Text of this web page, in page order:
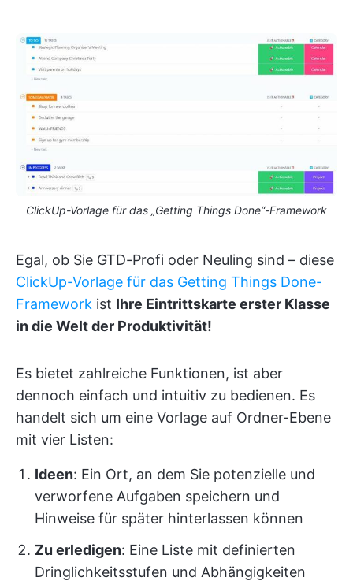
ClickUp-Vorlage für das „Getting Things Done“-Framework
Egal, ob Sie GTD-Profi oder Neuling sind – diese
ClickUp-Vorlage für das Getting Things Done-
Framework ist Ihre Eintrittskarte erster Klasse
in die Welt der Produktivität!
Es bietet zahlreiche Funktionen, ist aber
dennoch einfach und intuitiv zu bedienen. Es
handelt sich um eine Vorlage auf Ordner-Ebene
mit vier Listen:
Ideen: Ein Ort, an dem Sie potenzielle und
verworfene Aufgaben speichern und
Hinweise für später hinterlassen können
Zu erledigen: Eine Liste mit definierten
Dringlichkeitsstufen und Abhängigkeiten